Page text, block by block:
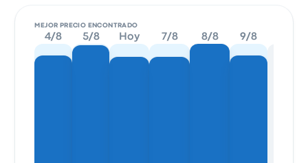
MEJOR PRECIO ENCONTRADO
4/8 5/8 Hoy 7/8 8/8 9/8